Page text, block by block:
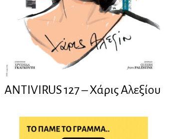
ANTIVIRUS 127 – Xάρις Αλεξίου